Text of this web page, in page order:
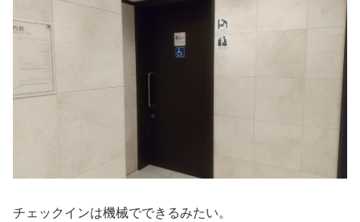
チェックインは機械でできるみたい。